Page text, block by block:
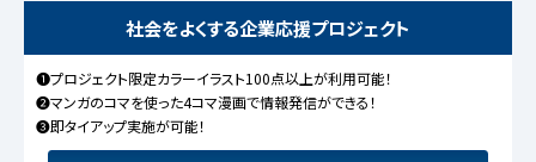
社会をよくする企業応援プロジェクト
❶プロジェクト限定カラーイラスト100点以上が利用可能！
❷マンガのコマを使った4コマ漫画で情報発信ができる！
❸即タイアップ実施が可能！